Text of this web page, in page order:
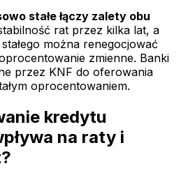
stałe łączy zalety obu
rat przez kilka lat, a
można renegocjować
zmienne. Banki
przez KNF do oferowania
oprocentowaniem.
kredytu
na raty i